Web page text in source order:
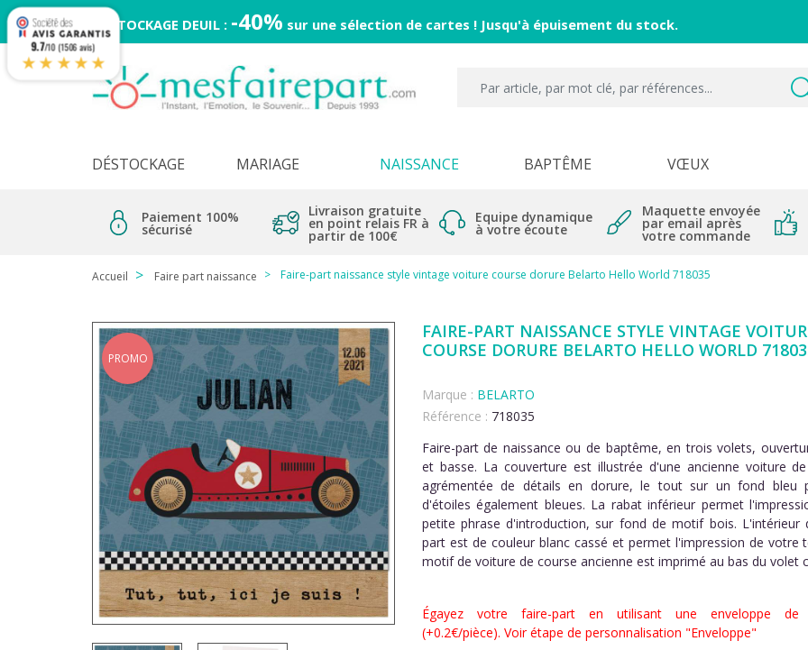
DESTOCKAGE DEUIL : -40% sur une sélection de cartes ! Jusqu'à épuisement du stock.
DÉSTOCKAGE MARIAGE NAISSANCE BAPTÊME VŒUX
Paiement 100%
sécurisé
Livraison gratuite
en point relais FR à
partir de 100€
Equipe dynamique
à votre écoute
Maquette envoyée
par email après
votre commande
Accueil Faire part naissance Faire-part naissance style vintage voiture course dorure Belarto Hello World 718035
PROMO
FAIRE-PART NAISSANCE STYLE VINTAGE
COURSE DORURE BELARTO HELLO WORLD
Marque : BELARTO
Référence : 718035
Faire-part de naissance ou de baptême, en trois volets,
et basse. La couverture est illustrée d'une ancienne voiture
agrémentée de détails en dorure, le tout sur un fond bleu
d'étoiles également bleues. La rabat inférieur permet
petite phrase d'introduction, sur fond de motif bois. L'intérieur
part est de couleur blanc cassé et permet l'impression de votre
motif de voiture de course ancienne est imprimé au bas du volet
Égayez votre faire-part en utilisant une enveloppe de
(+0.2€/pièce). Voir étape de personnalisation "Enveloppe"
9.7/10 (1506 avis)
★★★★★